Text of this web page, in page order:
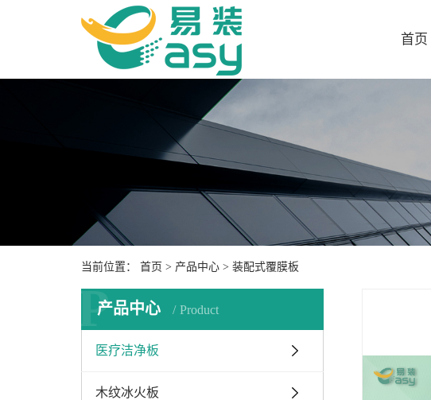
首页
当前位置： 首页 > 产品中心 > 装配式覆膜板
产品中心 Product
P
医疗洁净板
木纹冰火板